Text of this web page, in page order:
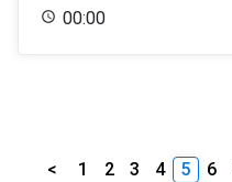
00:00
< 1 2 3 4 5 6